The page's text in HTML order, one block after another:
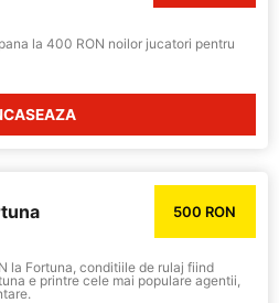
la 400 RON noilor jucatori pentru
500 RON
la Fortuna, conditiile de rulaj fiind
e printre cele mai populare agentii,